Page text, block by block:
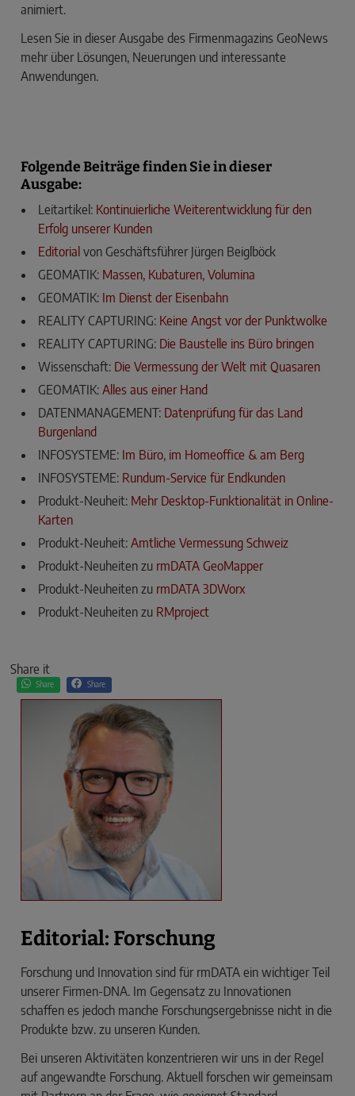
animiert.
Lesen Sie in dieser Ausgabe des Firmenmagazins GeoNews
mehr über Lösungen, Neuerungen und interessante
Anwendungen.
Folgende Beiträge finden Sie in dieser
Ausgabe:
Leitartikel: Kontinuierliche Weiterentwicklung für den
Erfolg unserer Kunden
Editorialvon Geschäftsführer Jürgen Beiglböck
GEOMATIK: Massen, Kubaturen, Volumina
GEOMATIK: Im Dienst der Eisenbahn
REALITY CAPTURING: Keine Angst vor der Punktwolke
REALITY CAPTURING: Die Baustelle ins Büro bringen
Wissenschaft: Die Vermessung der Welt mit Quasaren
GEOMATIK:Alles aus einer Hand
DATENMANAGEMENT: Datenprüfung für das Land
Burgenland
INFOSYSTEME: Im Büro, im Homeoffice & am Berg
INFOSYSTEME: Rundum-Service für Endkunden
Produkt-Neuheit: Mehr Desktop-Funktionalität in Online-
Karten
Produkt-Neuheit:Amtliche Vermessung Schweiz
Produkt-Neuheiten zu rmDATA GeoMapper
Produkt-Neuheiten zu rmDATA 3DWorx
Produkt-Neuheiten zu RMproject
Share it
Share Share
Editorial: Forschung
Forschung und Innovation sind für rmDATA ein wichtiger Teil
unserer Firmen-DNA. Im Gegensatz zu Innovationen
schaffen es jedoch manche Forschungsergebnisse nicht in die
Produkte bzw. zu unseren Kunden.
Bei unseren Aktivitäten konzentrieren wir uns in der Regel
auf angewandte Forschung. Aktuell forschen wir gemein­sam